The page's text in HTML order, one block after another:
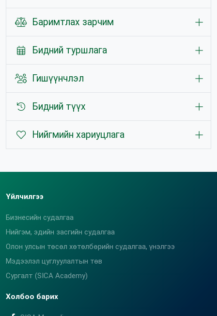
Баримтлах зарчим
Бидний туршлага
Гишүүнчлэл
Бидний түүх
Нийгмийн хариуцлага
Үйлчилгээ
Бизнесийн судалгаа
Нийгэм, эдийн засгийн судалгаа
Олон улсын төсөл хөтөлбөрийн судалгаа, үнэлгээ
Мэдээлэл цуглуулалтын төв
Сургалт (SICA Academy)
Холбоо барих